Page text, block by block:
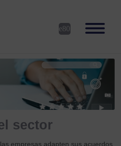
sector
empresas adapten sus acuerdos